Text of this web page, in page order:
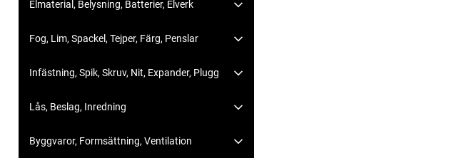
Elmaterial, Belysning, Batterier, Elverk
Fog, Lim, Spackel, Tejper, Färg, Penslar
Infästning, Spik, Skruv, Nit, Expander, Plugg
Lås, Beslag, Inredning
Byggvaror, Formsättning, Ventilation